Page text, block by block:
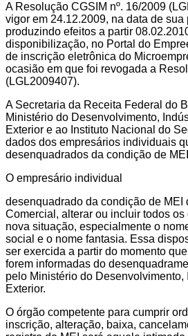
A Resolução CGSIM nº. 16/2009
vigor em 24.12.2009, na data de
produzindo efeitos a partir
disponibilização, no Portal do
de inscrição eletrônica do
ocasião em que foi revogada a
(LGL2009407).
A Secretaria da Receita Federal do
Ministério do Desenvolvimento,
Exterior e ao Instituto Nacional do
dados dos empresários individuais
desenquadrados da condição de
O empresário individual
desenquadrado da condição de MEI
Comercial, alterar ou incluir todos os
nova situação, especialmente o
social e o nome fantasia. Essa
ser exercida a partir do momento
forem informadas do
pelo Ministério do Desenvolvimento,
Exterior.
O órgão competente para cumprir
inscrição, alteração, baixa,